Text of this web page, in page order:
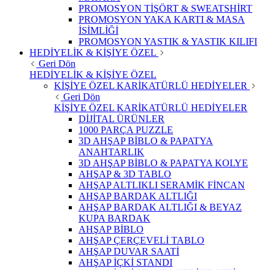
PROMOSYON TİŞÖRT & SWEATSHİRT
PROMOSYON YAKA KARTI & MASA
İSİMLİĞİ
PROMOSYON YASTIK & YASTIK KILIFI
HEDİYELİK & KİŞİYE ÖZEL
Geri Dön
HEDİYELİK & KİŞİYE ÖZEL
KİŞİYE ÖZEL KARİKATÜRLÜ HEDİYELER
Geri Dön
KİŞİYE ÖZEL KARİKATÜRLÜ HEDİYELER
DİJİTAL ÜRÜNLER
1000 PARÇA PUZZLE
3D AHŞAP BİBLO & PAPATYA
ANAHTARLIK
3D AHŞAP BİBLO & PAPATYA KOLYE
AHŞAP & 3D TABLO
AHŞAP ALTLIKLI SERAMİK FİNCAN
AHŞAP BARDAK ALTLIĞI
AHŞAP BARDAK ALTLIĞI & BEYAZ
KUPA BARDAK
AHŞAP BİBLO
AHŞAP ÇERÇEVELİ TABLO
AHŞAP DUVAR SAATİ
AHŞAP İÇKİ STANDI